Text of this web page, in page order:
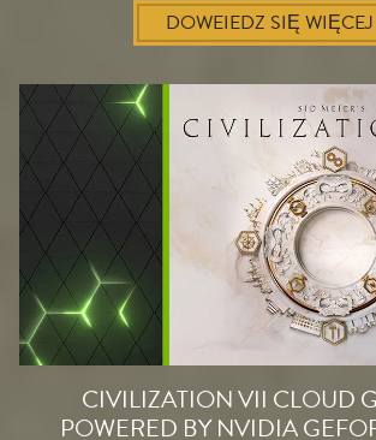
DOWEIEDZ SIĘ WIĘCEJ
CIVILIZATION VII CLOUD
POWERED BY NVIDIA